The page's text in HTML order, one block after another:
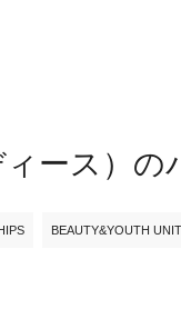
ース）の
BEAUTY&YOUTH